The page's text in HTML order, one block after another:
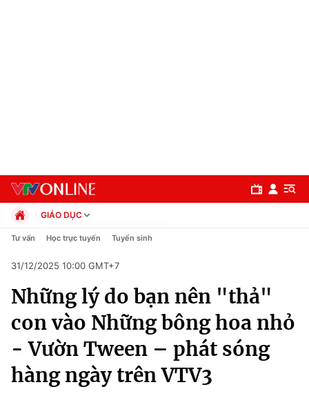
Chuyên mục
Xã hội
GIÁO DỤC
Chính trị
Pháp luật
Kinh tế
Thể thao
Truyền hình
Văn hóa - Giải trí
Đời sống
Tư vấn Học trực tuyến Tuyển sinh
31/12/2025 10:00 GMT+7
Những lý do bạn nên "thả"
con vào Những bông hoa nhỏ
- Vườn Tween – phát sóng
hàng ngày trên VTV3